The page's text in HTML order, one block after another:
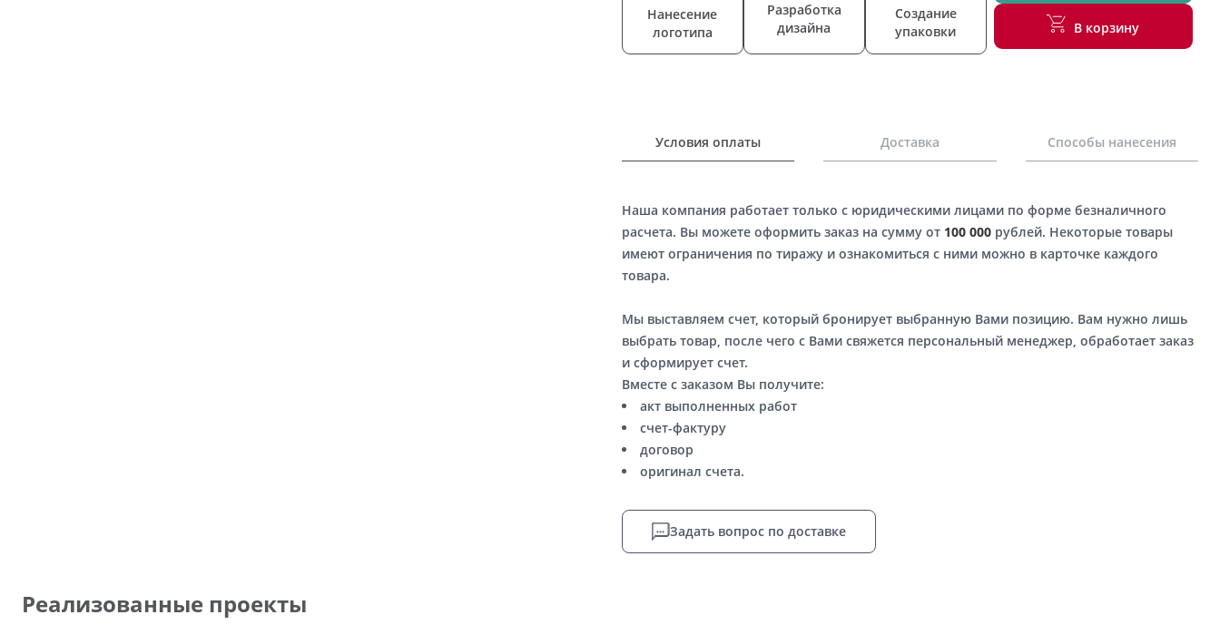
Нанесение
логотипа
Разработка
дизайна
Создание
упаковки
В корзину
Условия оплаты Доставка Способы нанесения
Наша компания работает только с юридическими лицами по форме безналичного
расчета. Вы можете оформить заказ на сумму от 100 000рублей. Некоторые товары
имеют ограничения по тиражу и ознакомиться с ними можно в карточке каждого
товара.
Мы выставляем счет, который бронирует выбранную Вами позицию. Вам нужно лишь
выбрать товар, после чего с Вами свяжется персональный менеджер, обработает заказ
и сформирует счет.
Вместе с заказом Вы получите:
акт выполненных работ
счет-фактуру
договор
оригинал счета.
Задать вопрос по доставке
Реализованные проекты